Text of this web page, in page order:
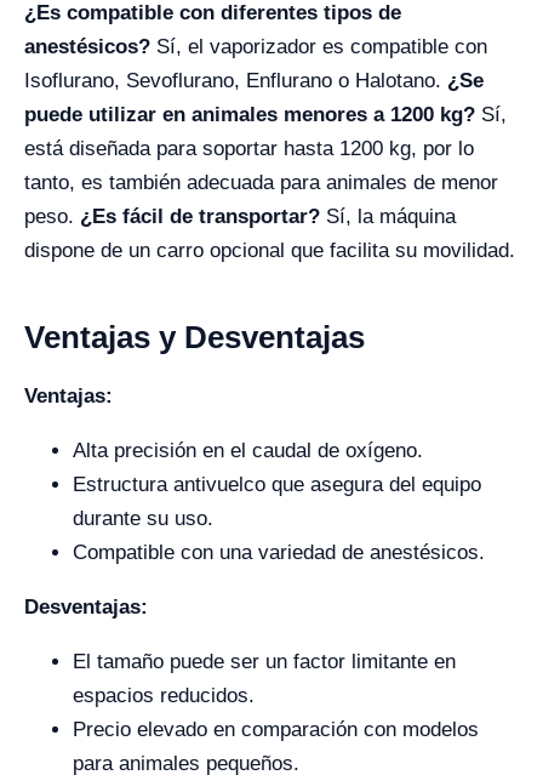
¿Es compatible con diferentes tipos de
anestésicos? Sí, el vaporizador es compatible con
Isoflurano, Sevoflurano, Enflurano o Halotano. ¿Se
puede utilizar en animales menores a 1200 kg? Sí,
está diseñada para soportar hasta 1200 kg, por lo
tanto, es también adecuada para animales de menor
peso. ¿Es fácil de transportar? Sí, la máquina
dispone de un carro opcional que facilita su movilidad.
Ventajas y Desventajas
Ventajas:
Alta precisión en el caudal de oxígeno.
Estructura antivuelco que asegura del equipo
durante su uso.
Compatible con una variedad de anestésicos.
Desventajas:
El tamaño puede ser un factor limitante en
espacios reducidos.
Precio elevado en comparación con modelos
para animales pequeños.